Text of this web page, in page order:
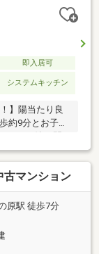
即入居可
システムキッチン
】陽当たり良
約9分とお子様
テラス付♪■開
マンション
原駅 徒歩7分